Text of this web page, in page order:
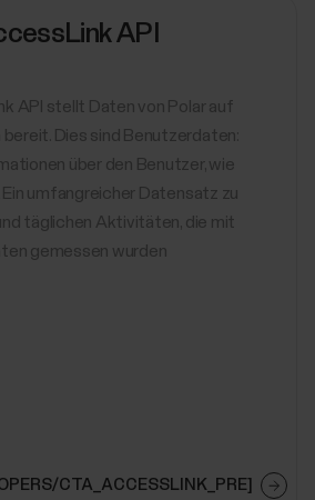
API
API stellt Daten von Polar auf
Dies sind Benutzerdaten:
über den Benutzer, wie
umfangreicher Datensatz zu
täglichen Aktivitäten, die mit
gemessen wurden
CTA_ACCESSLINK_PRE]